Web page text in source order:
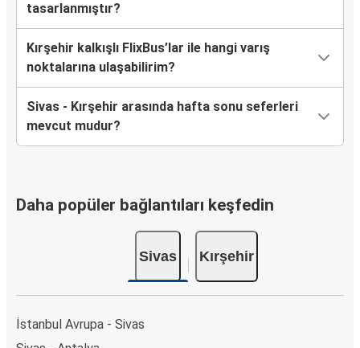
tasarlanmıştır?
Kırşehir kalkışlı FlixBus’lar ile hangi varış
noktalarına ulaşabilirim?
Sivas - Kırşehir arasında hafta sonu seferleri
mevcut mudur?
Daha popüler bağlantıları keşfedin
Sivas Kırşehir
İstanbul Avrupa - Sivas